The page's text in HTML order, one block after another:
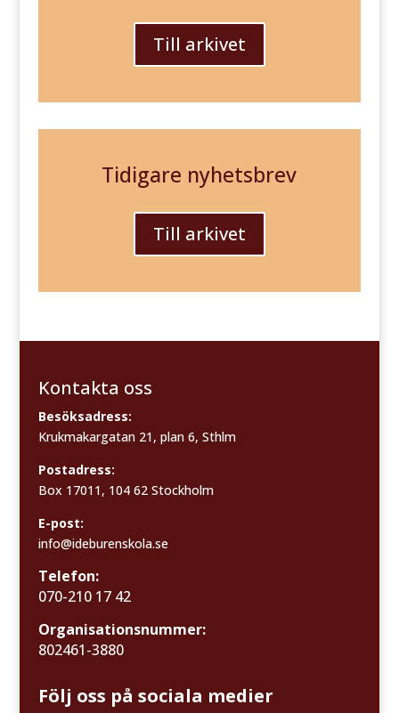
Till arkivet
Tidigare nyhetsbrev
Till arkivet
Kontakta oss
Besöksadress:
Krukmakargatan 21, plan 6, Sthlm
Postadress:
Box 17011, 104 62 Stockholm
E-post:
info@ideburenskola.se
Telefon:
070-210 17 42
Organisationsnummer:
802461-3880
Följ oss på sociala medier